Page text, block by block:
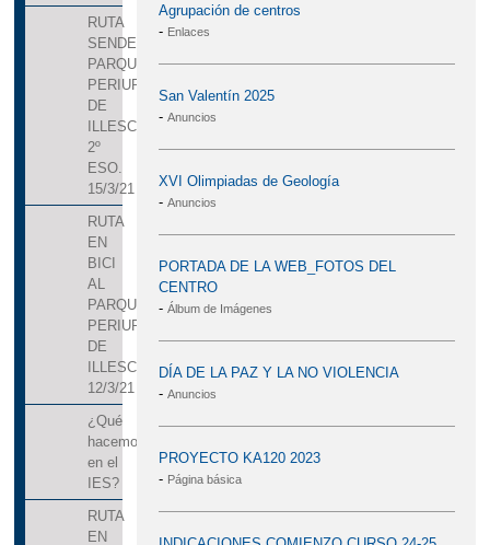
DELPHOS PAPÁS
RUTA
SENDERISMO
PARQUE
PERIURBANO
DE
ILLESCAS.
2º
ESO.
15/3/21
RUTA
EN
BICI
AL
PARQUE
PERIURBANO
DE
ILLESCAS.
12/3/21
¿Qué
hacemos
en el
IES?
RUTA
EN
Agrupación de centros
- Enlaces
San Valentín 2025
- Anuncios
XVI Olimpiadas de Geología
- Anuncios
PORTADA DE LA WEB_FOTOS DEL
CENTRO
- Álbum de Imágenes
DÍA DE LA PAZ Y LA NO VIOLENCIA
- Anuncios
PROYECTO KA120 2023
- Página básica